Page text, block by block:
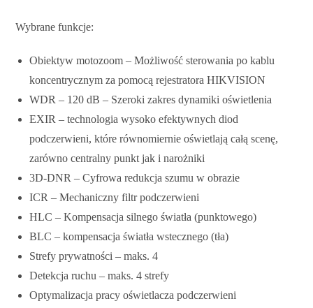
Wybrane funkcje:
Obiektyw motozoom – Możliwość sterowania po kablu
koncentrycznym za pomocą rejestratora HIKVISION
WDR – 120 dB – Szeroki zakres dynamiki oświetlenia
EXIR – technologia wysoko efektywnych diod
podczerwieni, które równomiernie oświetlają całą scenę,
zarówno centralny punkt jak i narożniki
3D-DNR – Cyfrowa redukcja szumu w obrazie
ICR – Mechaniczny filtr podczerwieni
HLC – Kompensacja silnego światła (punktowego)
BLC – kompensacja światła wstecznego (tła)
Strefy prywatności – maks. 4
Detekcja ruchu – maks. 4 strefy
Optymalizacja pracy oświetlacza podczerwieni